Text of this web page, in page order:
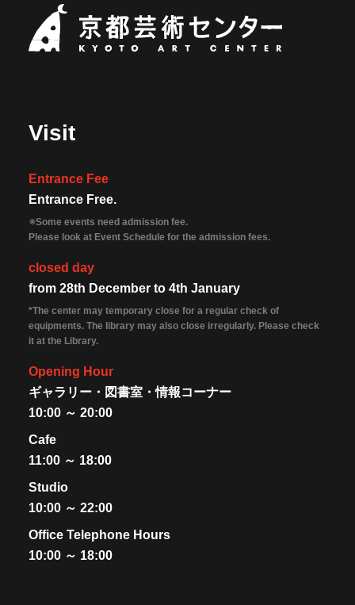
Visit
Entrance Fee
Entrance Free.
※Some events need admission fee.
Please look at Event Schedule for the admission fees.
closed day
from 28th December to 4th January
*The center may temporary close for a regular check of
equipments. The library may also close irregularly. Please check
it at the Library.
Opening Hour
ギャラリー・図書室・情報コーナー
10:00 ～ 20:00
Cafe
11:00 ～ 18:00
Studio
10:00 ～ 22:00
Office Telephone Hours
10:00 ～ 18:00